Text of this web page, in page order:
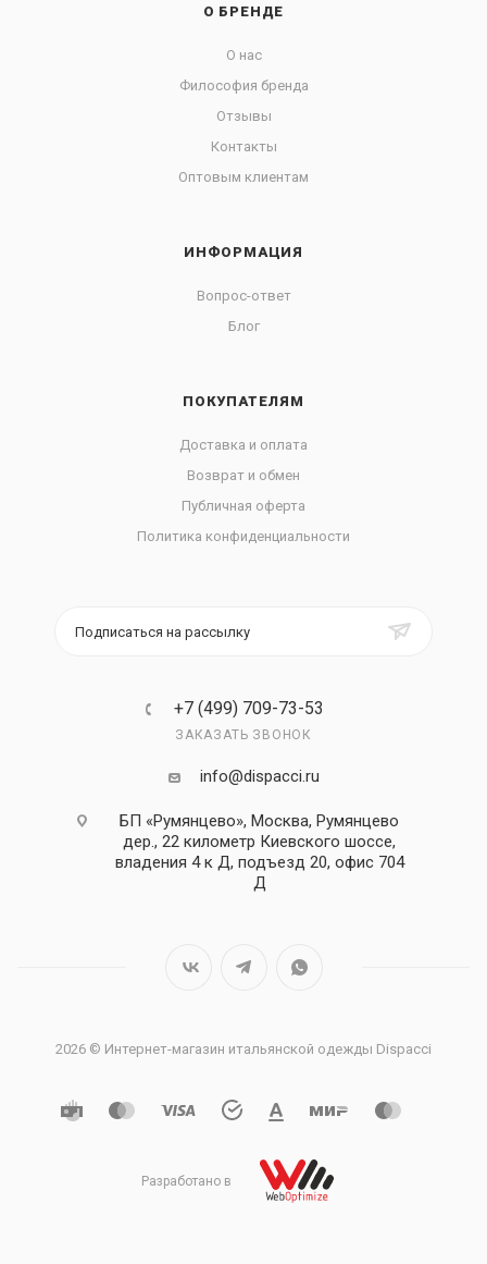
О БРЕНДЕ
О нас
Философия бренда
Отзывы
Контакты
Оптовым клиентам
ИНФОРМАЦИЯ
Вопрос-ответ
Блог
ПОКУПАТЕЛЯМ
Доставка и оплата
Возврат и обмен
Публичная оферта
Политика конфиденциальности
Подписаться на рассылку
+7 (499) 709-73-53
ЗАКАЗАТЬ ЗВОНОК
info@dispacci.ru
БП «Румянцево», Москва, Румянцево
дер., 22 километр Киевского шоссе,
владения 4 к Д, подъезд 20, офис 704
Д
2026 © Интернет-магазин итальянской одежды Dispacci
Разработано в